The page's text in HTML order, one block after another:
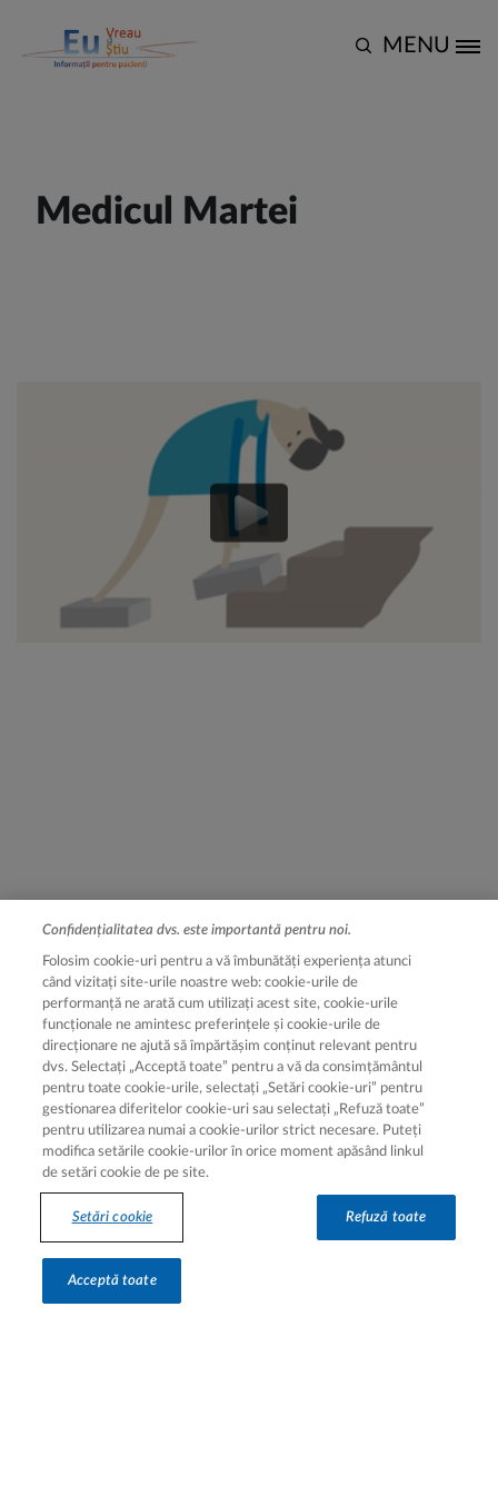
Site Logo
MENU
Medicul Martei
Legal [Footer Second]
Notă de informare
Setări cookie
Despre cookie-uri
Confidențialitatea dvs. este importantă pentru noi.
Folosim cookie-uri pentru a vă îmbunătăți experiența atunci
când vizitați site-urile noastre web: cookie-urile de
performanță ne arată cum utilizați acest site, cookie-urile
funcționale ne amintesc preferințele și cookie-urile de
direcționare ne ajută să împărtășim conținut relevant pentru
dvs. Selectați „Acceptă toate” pentru a vă da consimțământul
pentru toate cookie-urile, selectați „Setări cookie-uri” pentru
gestionarea diferitelor cookie-uri sau selectați „Refuză toate”
pentru utilizarea numai a cookie-urilor strict necesare. Puteți
modifica setările cookie-urilor în orice moment apăsând linkul
de setări cookie de pe site.
Setări cookie Refuză toate
Acceptă toate